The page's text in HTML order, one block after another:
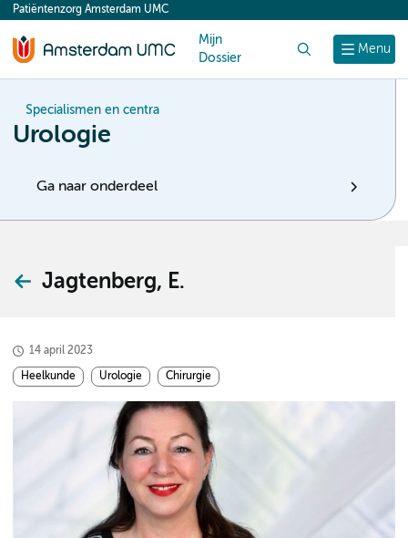
content
Menu
Patiëntenzorg Amsterdam UMC
Mijn
Dossier
Specialismen en centra
Urologie
Ga naar onderdeel
Jagtenberg, E.
14 april 2023
Heelkunde Urologie Chirurgie